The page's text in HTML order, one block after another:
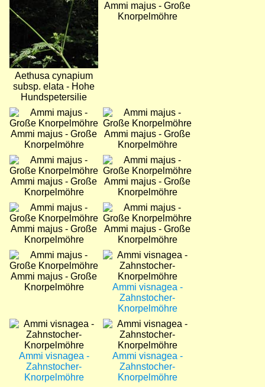
Aethusa cynapium
subsp. elata - Hohe
Hundspetersilie
Ammi majus - Große
Knorpelmöhre
Bild
Ammi majus - Große
Knorpelmöhre
Bild
Ammi majus - Große
Knorpelmöhre
Bild
Ammi majus - Große
Knorpelmöhre
Bild
Ammi majus - Große
Knorpelmöhre
Bild
Ammi majus - Große
Knorpelmöhre
Bild
Ammi majus - Große
Knorpelmöhre
Bild
Ammi majus - Große
Knorpelmöhre
Bild
Ammi visnagea -
Zahnstocher-
Knorpelmöhre
Bild
Ammi visnagea -
Zahnstocher-
Knorpelmöhre
Bild
Ammi visnagea -
Zahnstocher-
Knorpelmöhre